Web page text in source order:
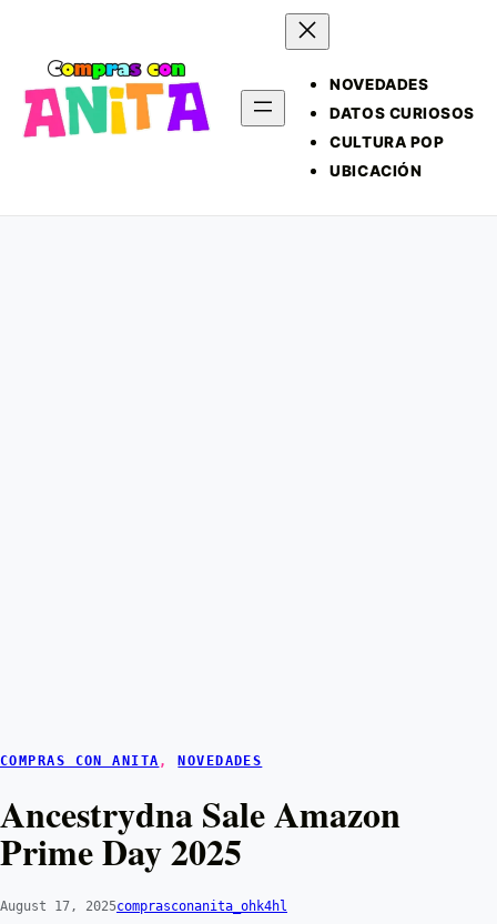
NOVEDADES
DATOS CURIOSOS
CULTURA POP
UBICACIÓN
COMPRAS CON ANITA , NOVEDADES
Ancestrydna Sale Amazon
Prime Day 2025
August 17, 2025comprasconanita_ohk4hl